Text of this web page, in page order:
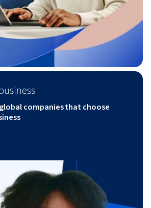
companies that choose